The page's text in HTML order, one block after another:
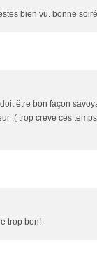
bien vu. bonne
être bon façon
:( trop crevé ces
trop bon!